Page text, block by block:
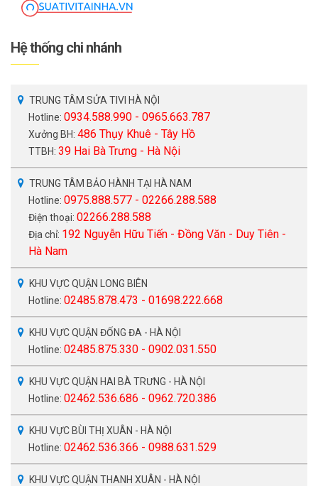
Hệ thống chi nhánh
TRUNG TÂM SỬA TIVI HÀ NỘI
Hotline: 0934.588.990 - 0965.663.787
Xưởng BH: 486 Thụy Khuê - Tây Hồ
TTBH: 39 Hai Bà Trưng - Hà Nội
TRUNG TÂM BẢO HÀNH TẠI HÀ NAM
Hotline: 0975.888.577 - 02266.288.588
Điện thoại: 02266.288.588
Địa chỉ: 192 Nguyễn Hữu Tiến - Đồng Văn - Duy Tiên -
Hà Nam
KHU VỰC QUẬN LONG BIÊN
Hotline: 02485.878.473 - 01698.222.668
KHU VỰC QUẬN ĐỐNG ĐA - HÀ NỘI
Hotline: 02485.875.330 - 0902.031.550
KHU VỰC QUẬN HAI BÀ TRƯNG - HÀ NỘI
Hotline: 02462.536.686 - 0962.720.386
KHU VỰC BÙI THỊ XUÂN - HÀ NỘI
Hotline: 02462.536.366 - 0988.631.529
KHU VỰC QUẬN THANH XUÂN - HÀ NỘI